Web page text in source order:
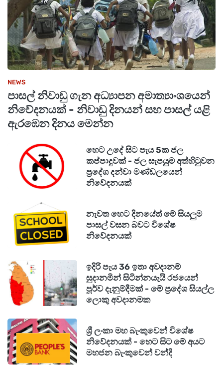
NEWS
පාසල් නිවාඩු ගැන අධ්‍යාපන අමාත්‍යාංශයෙන්
නිවේදනයක් - නිවාඩු දිනයන් සහ පාසල් යළි
ඇරඹෙන දිනය මෙන්න
හෙට උදේ සිට පැය 5ක ජල
කප්පාදුවක් - ජල සැපයුම අත්හිටුවන
ප්‍රදේශ දන්වා මණ්ඩලයෙන්
නිවේදනයක්
නැවත හෙට දිනයේත් මේ සියලුම
පාසල් වසන බවට විශේෂ
නිවේදනයක්
ඉදිරි පැය 36 ඉතා අවදානම්
සුදානමින් සිටින්නයැයි රජයෙන්
පූර්ව දැනුම්දීමක් - මේ ප්‍රදේශ සියල්ල
ලොකු අවදානමක
ශ්‍රී ලංකා මහ බැංකුවෙන් විශේෂ
නිවේදනයක් - හෙට සිට මේ අයට
මහජන බැංකුවෙන් වන්දි